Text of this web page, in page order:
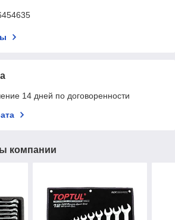
14 дней по договоренности
компании